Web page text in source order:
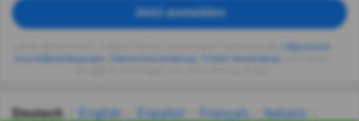
Jetzt anmelden
Allgemeinen
Geschäftsbedingungen
Datenschutzerklärung Cookie-Verwendung
Deutsch English Español Français
Italiano